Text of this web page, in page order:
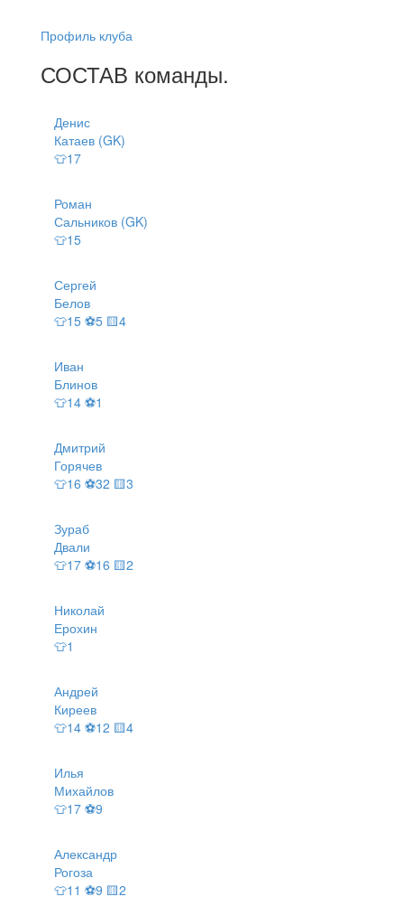
Профиль клуба
СОСТАВ команды.
Денис
Катаев (GK)
👕17
Роман
Сальников (GK)
👕15
Сергей
Белов
👕15 ⚽5 🟨4
Иван
Блинов
👕14 ⚽1
Дмитрий
Горячев
👕16 ⚽32 🟨3
Зураб
Двали
👕17 ⚽16 🟨2
Николай
Ерохин
👕1
Андрей
Киреев
👕14 ⚽12 🟨4
Илья
Михайлов
👕17 ⚽9
Александр
Рогоза
👕11 ⚽9 🟨2